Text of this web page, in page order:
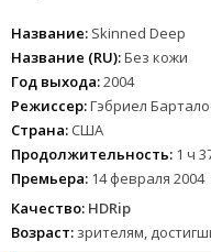
Название: Skinned Deep
Название (RU):Без кожи
Год выхода:2004
Режиссер:Гэбриел
Страна: США
Продолжительность: 1 ч
Премьера: 14 февраля 2004
Качество: HDRip
Возраст: зрителям,